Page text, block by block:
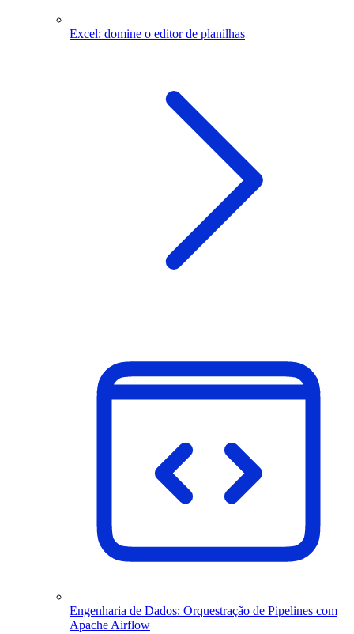
Excel: domine o editor de planilhas
Engenharia de Dados: Orquestração de Pipelines com
Apache Airflow